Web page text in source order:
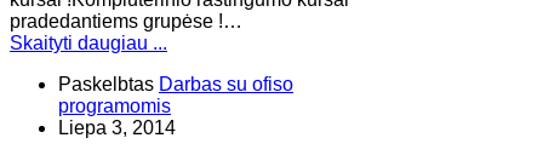
pradedantiems grupėse !…
Skaityti daugiau ...
Paskelbtas Darbas su ofiso
programomis
Liepa 3, 2014